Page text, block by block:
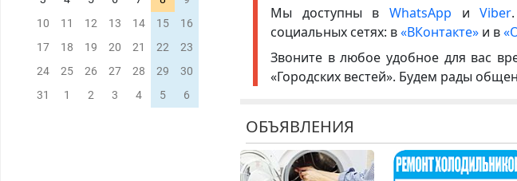
Мы доступны в WhatsApp иViber
социальных сетях: в«ВКонтакте» и в
Звоните в любое удобное для вас
«Городских вестей». Будем рады
ОБЪЯВЛЕНИЯ
10
11 12 13 14 15
16
17
18 19 20 21 22
23
24
25 26 27 28 29
30
31
1 2 3 4 5 6